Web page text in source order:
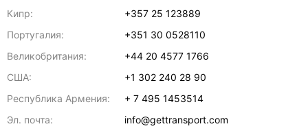
Кипр:
+357 25 123889
Португалия:
+351 30 0528110
Великобритания:
+44 20 4577 1766
США:
+1 302 240 28 90
Республика Армения:
+ 7 495 1453514
Эл. почта:
info@gettransport.com